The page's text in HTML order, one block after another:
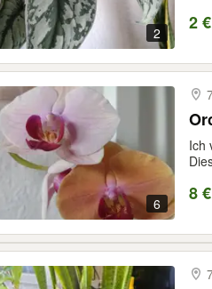
2 2 €
6
Ich
8 €